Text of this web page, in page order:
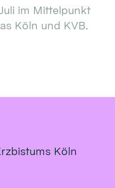
im Mittelpunkt
Köln und KVB.
Köln